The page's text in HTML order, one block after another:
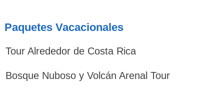
Paquetes Vacacionales
Tour Alrededor de Costa Rica
Bosque Nuboso y Volcán Arenal Tour